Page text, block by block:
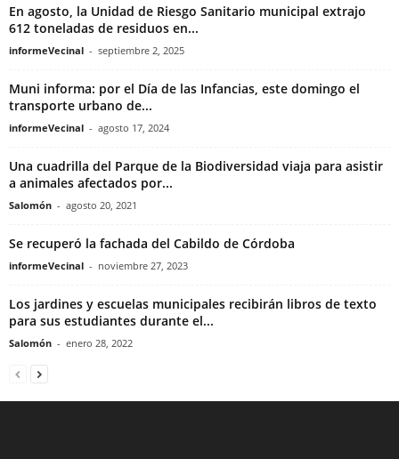
En agosto, la Unidad de Riesgo Sanitario municipal extrajo
612 toneladas de residuos en...
informeVecinal - septiembre 2, 2025
Muni informa: por el Día de las Infancias, este domingo el
transporte urbano de...
informeVecinal - agosto 17, 2024
Una cuadrilla del Parque de la Biodiversidad viaja para asistir
a animales afectados por...
Salomón - agosto 20, 2021
Se recuperó la fachada del Cabildo de Córdoba
informeVecinal - noviembre 27, 2023
Los jardines y escuelas municipales recibirán libros de texto
para sus estudiantes durante el...
Salomón - enero 28, 2022